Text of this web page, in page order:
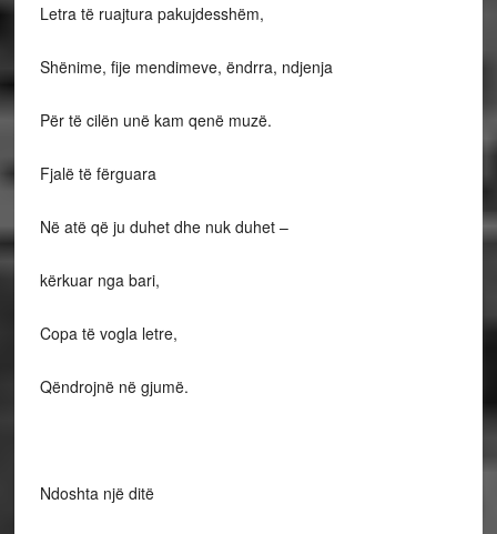
Letra të ruajtura pakujdesshëm,
Shënime, fije mendimeve, ëndrra, ndjenja
Për të cilën unë kam qenë muzë.
Fjalë të fërguara
Në atë që ju duhet dhe nuk duhet –
kërkuar nga bari,
Copa të vogla letre,
Qëndrojnë në gjumë.
Ndoshta një ditë